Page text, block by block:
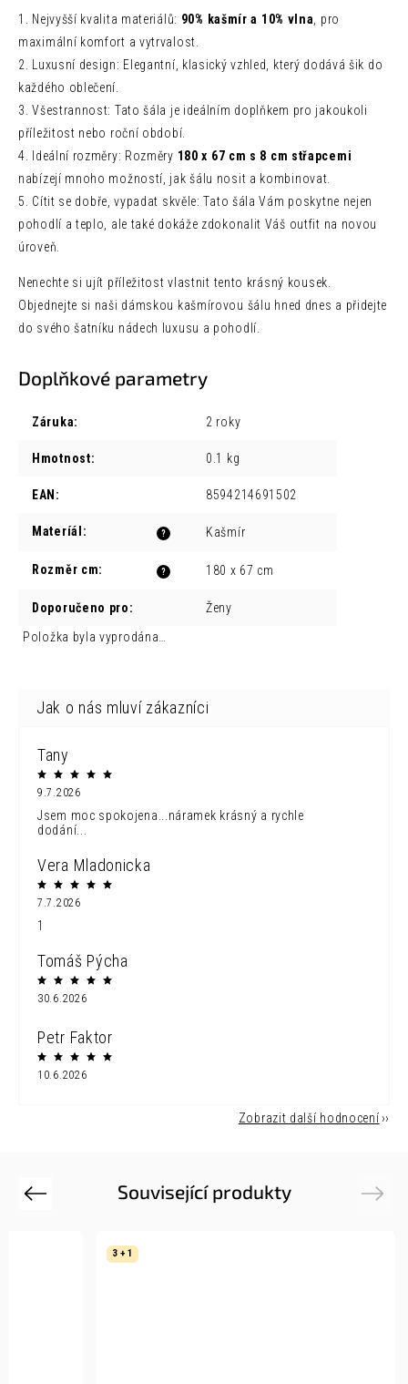
1. Nejvyšší kvalita materiálů: 90% kašmír a 10% vlna , pro
maximální komfort a vytrvalost.
2. Luxusní design: Elegantní, klasický vzhled, který dodává šik do
každého oblečení.
3. Všestrannost: Tato šála je ideálním doplňkem pro jakoukoli
příležitost nebo roční období.
4. Ideální rozměry: Rozměry 180 x 67 cm s 8 cm střapcemi
nabízejí mnoho možností, jak šálu nosit a kombinovat.
5. Cítit se dobře, vypadat skvěle: Tato šála Vám poskytne nejen
pohodlí a teplo, ale také dokáže zdokonalit Váš outfit na novou
úroveň.
Nenechte si ujít příležitost vlastnit tento krásný kousek.
Objednejte si naši dámskou kašmírovou šálu hned dnes a přidejte
do svého šatníku nádech luxusu a pohodlí.
Doplňkové parametry
Záruka: 2 roky
Hmotnost: 0.1 kg
EAN : 8594214691502
?
Materíál : Kašmír
?
Rozměr cm: 180 x 67 cm
Doporučeno pro:
Ženy
Položka byla vyprodána…
Tany
9.7.2026
Jsem moc spokojena...náramek krásný a rychle
dodání...
Vera Mladonicka
7.7.2026
1
Tomáš Pýcha
30.6.2026
Petr Faktor
10.6.2026
Zobrazit další hodnocení
Související produkty
Previous
3 + 1
Next